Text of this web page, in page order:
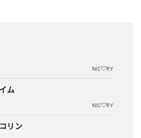
NIC♡RY
ム
NIC♡RY
リン